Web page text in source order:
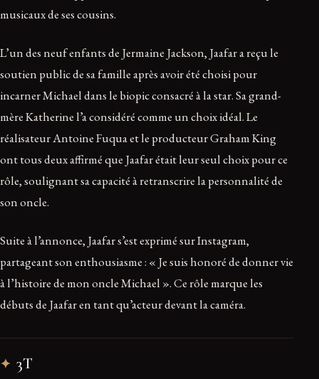
musicaux de ses cousins.
L’un des neuf enfants de Jermaine Jackson, Jaafar a reçu le
soutien public de sa famille après avoir été choisi pour
incarner Michael dans le biopic consacré à la star. Sa grand-
mère Katherine l’a considéré comme un choix idéal. Le
réalisateur Antoine Fuqua et le producteur Graham King
ont tous deux affirmé que Jaafar était leur seul choix pour ce
rôle, soulignant sa capacité à retranscrire la personnalité de
son oncle.
Suite à l’annonce, Jaafar s’est exprimé sur Instagram,
partageant son enthousiasme : « Je suis honoré de donner vie
à l’histoire de mon oncle Michael ». Ce rôle marque les
débuts de Jaafar en tant qu’acteur devant la caméra.
3T